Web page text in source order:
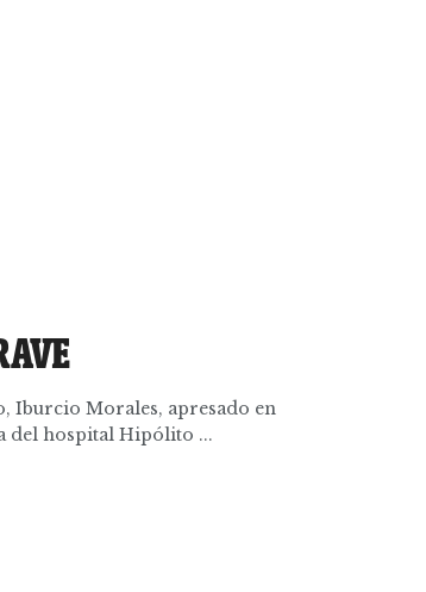
Iburcio Morales, apresado en
del hospital Hipólito ...